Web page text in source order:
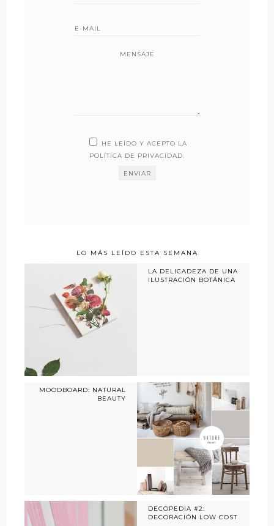
MENSAJE
HE LEÍDO Y ACEPTO LA
POLÍTICA DE PRIVACIDAD.
LO MÁS LEÍDO ESTA SEMANA
LA DELICADEZA DE UNA
ILUSTRACIÓN BOTÁNICA
MOODBOARD: NATURAL
BEAUTY
DECOPEDIA #2:
DECORACIÓN LOW COST